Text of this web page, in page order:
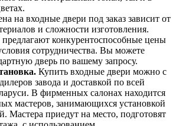
на входные двери под заказ зависит от
и сложности изготовления.
конкурентоспособные цены
сотрудничества. Вы можете
дверь по вашему запросу.
Купить входные двери можно с
завода и доставкой по всей
В фирменных салонах находится
мастеров, занимающихся установкой
Мастера приедут на место, подготовят